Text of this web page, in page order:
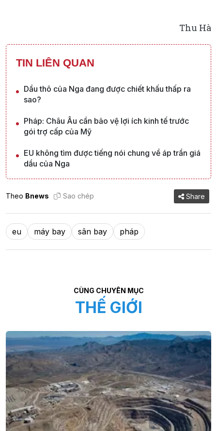
Thu Hà
TIN LIÊN QUAN
Dầu thô của Nga đang được chiết khấu thấp ra
sao?
Pháp: Châu Âu cần bảo vệ lợi ích kinh tế trước
gói trợ cấp của Mỹ
EU không tìm được tiếng nói chung về áp trần giá
dầu của Nga
Theo Bnews Sao chép Share
eu máy bay sân bay pháp
CÙNG CHUYÊN MỤC
THẾ GIỚI